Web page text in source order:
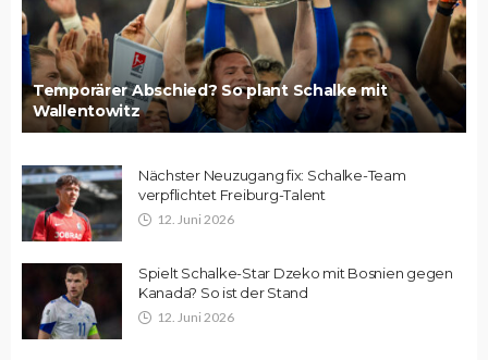
Temporärer Abschied? So plant Schalke mit
Wallentowitz
Nächster Neuzugang fix: Schalke-Team
verpflichtet Freiburg-Talent
12. Juni 2026
Spielt Schalke-Star Dzeko mit Bosnien gegen
Kanada? So ist der Stand
12. Juni 2026